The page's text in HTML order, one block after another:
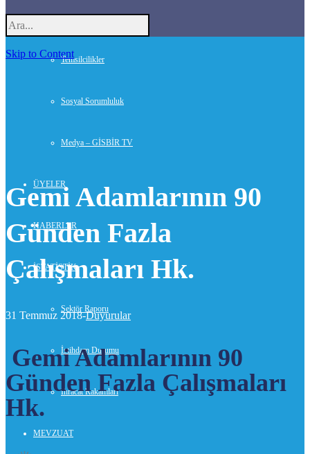
Danışmanlar
Temsilcilikler
Sosyal Sorumluluk
Medya – GİSBİR TV
ÜYELER
HABERLER
İSTATİSTİK
Sektör Raporu
İstihdam Durumu
İhracat Rakamları
MEVZUAT
Skip to Content
Gemi Adamlarının 90
Günden Fazla
Çalışmaları Hk.
31 Temmuz 2018-Duyurular
Gemi Adamlarının 90
Günden Fazla Çalışmaları
Hk.